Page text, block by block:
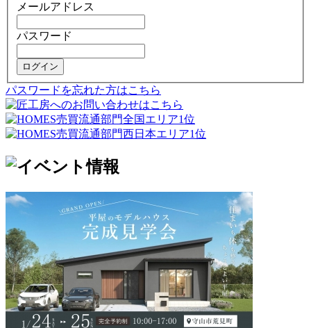
メールアドレス
パスワード
ログイン
パスワードを忘れた方はこちら